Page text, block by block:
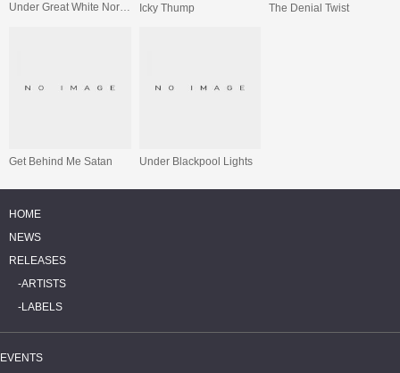
Icky Thump The Denial Twist
Get Behind Me Satan Under Blackpool Lights
HOME
NEWS
RELEASES
ARTISTS
LABELS
EVENTS